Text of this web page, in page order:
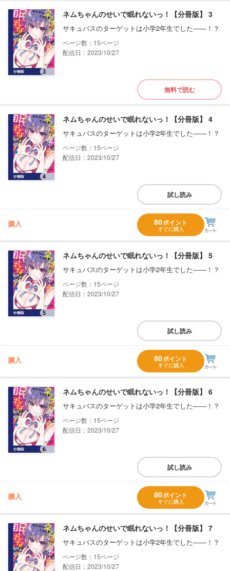
ネムちゃんのせいで眠れないっ！【分冊版】 3
サキュバスのターゲットは小学2年生でした――！？
15
配信日：2023/10/27
無料で読む
ネムちゃんのせいで眠れないっ！【分冊版】 4
サキュバスのターゲットは小学2年生でした――！？
15
配信日：2023/10/27
試し読み
購入 80ポイント
すぐに購入
ネムちゃんのせいで眠れないっ！【分冊版】 5
サキュバスのターゲットは小学2年生でした――！？
15
配信日：2023/10/27
試し読み
購入 80ポイント
すぐに購入
ネムちゃんのせいで眠れないっ！【分冊版】 6
サキュバスのターゲットは小学2年生でした――！？
15
配信日：2023/10/27
試し読み
購入 80ポイント
すぐに購入
ネムちゃんのせいで眠れないっ！【分冊版】 7
サキュバスのターゲットは小学2年生でした――！？
15
配信日：2023/10/27